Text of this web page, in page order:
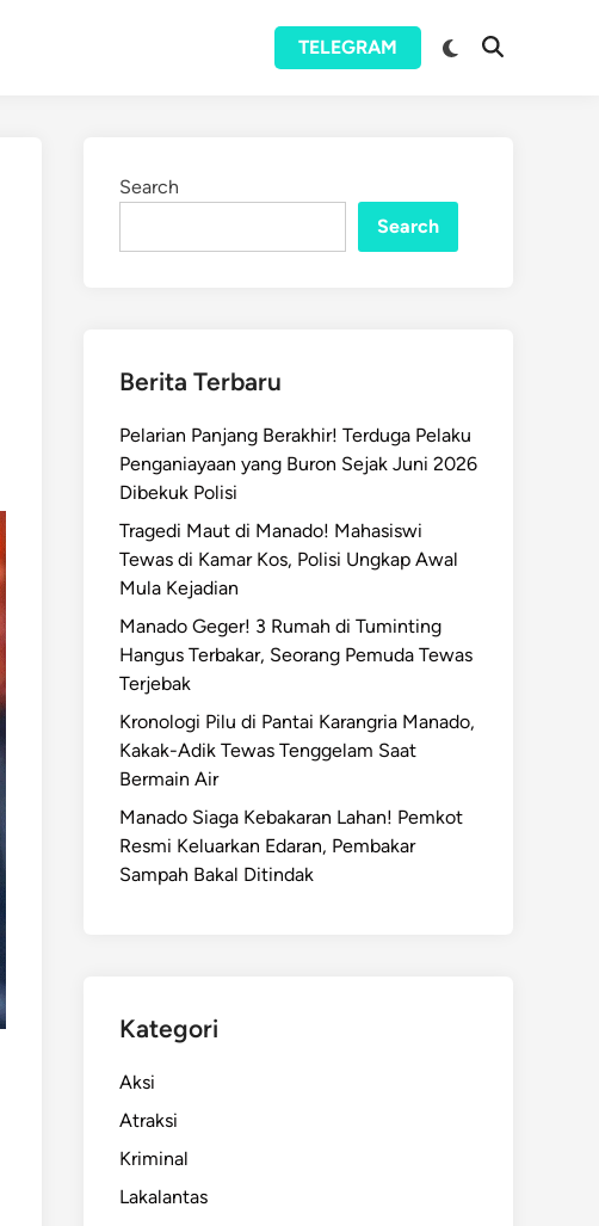
TELEGRAM
Switch
Open
Search
Search
Berita Terbaru
Pelarian Panjang Berakhir! Terduga Pelaku
Penganiayaan yang Buron Sejak Juni 2026
Dibekuk Polisi
Tragedi Maut di Manado! Mahasiswi
Tewas di Kamar Kos, Polisi Ungkap Awal
Mula Kejadian
Manado Geger! 3 Rumah di Tuminting
Hangus Terbakar, Seorang Pemuda Tewas
Terjebak
Kronologi Pilu di Pantai Karangria Manado,
Kakak-Adik Tewas Tenggelam Saat
Bermain Air
Manado Siaga Kebakaran Lahan! Pemkot
Resmi Keluarkan Edaran, Pembakar
Sampah Bakal Ditindak
Kategori
Aksi
Atraksi
Kriminal
Lakalantas